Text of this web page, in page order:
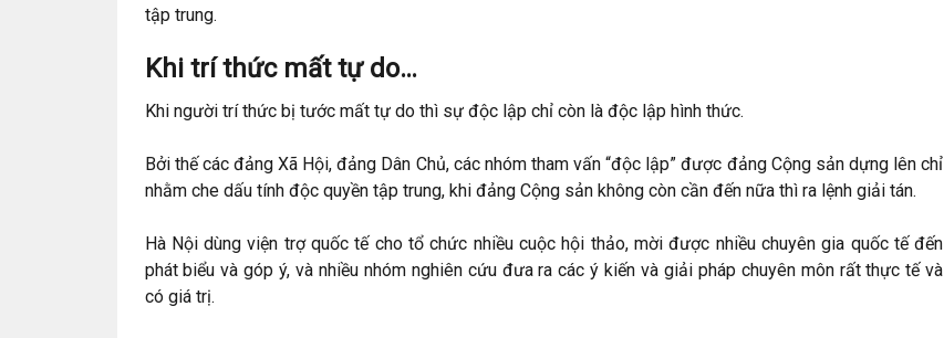
tập trung.
Khi trí thức mất tự do…
Khi người trí thức bị tước mất tự do thì sự độc lập chỉ còn là độc lập hình thức.
Bởi thế các đảng Xã Hội, đảng Dân Chủ, các nhóm tham vấn “độc lập” được đảng Cộng sản dựng lên chỉ
nhằm che dấu tính độc quyền tập trung, khi đảng Cộng sản không còn cần đến nữa thì ra lệnh giải tán.
Hà Nội dùng viện trợ quốc tế cho tổ chức nhiều cuộc hội thảo, mời được nhiều chuyên gia quốc tế đến
phát biểu và góp ý, và nhiều nhóm nghiên cứu đưa ra các ý kiến và giải pháp chuyên môn rất thực tế và
có giá trị.